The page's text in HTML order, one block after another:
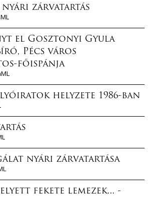
nyári zárvatartás
el Gosztonyi Gyula
Pécs város
főispánja
helyzete 1986-ban
nyári zárvatartása
fekete lemezek... -